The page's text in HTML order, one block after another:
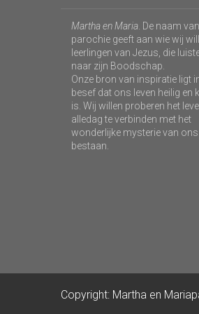
Martha en Maria . De naam
parochie geeft aan wie wij
leerlingen van Jezus, die
naar zijn Boodschap.
Onze bron van inspiratie ligt
besef dat ons leven heilig en
is. Wij willen proberen het
alledag te verbinden met het
wonderlijke mysterie van ons
bestaan.
Copyright: Martha en